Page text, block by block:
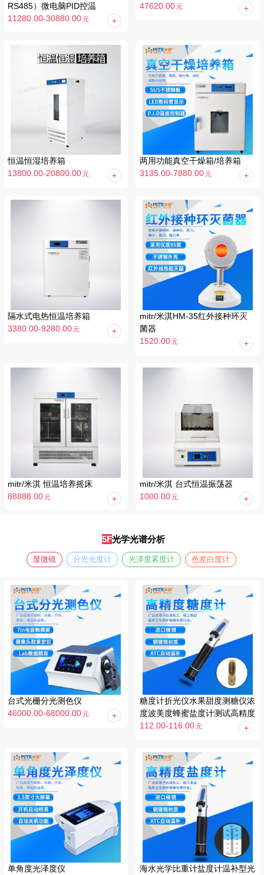
RS485）微电脑PID控温
11280.00-30880.00 元
47620.00元
恒温恒湿培养箱
13800.00-20800.00 元
两用功能真空干燥箱/培养箱
3135.00-7880.00元
隔水式电热恒温培养箱
3380.00-9280.00 元
mitr/米淇HM-35红外接种环灭
菌器
1520.00元
mitr/米淇 恒温培养摇床
88888.00 元
mitr/米淇 台式恒温振荡器
1000.00元
5F光学光谱分析
显微镜 分光光度计 光泽度雾度计 色差白度计
台式光栅分光测色仪
46000.00-68000.00 元
糖度计折光仪水果甜度测糖仪浓
度波美度蜂蜜盐度计测试高精度
112.00-116.00元
单角度光泽度仪
海水光学比重计盐度计温补型光